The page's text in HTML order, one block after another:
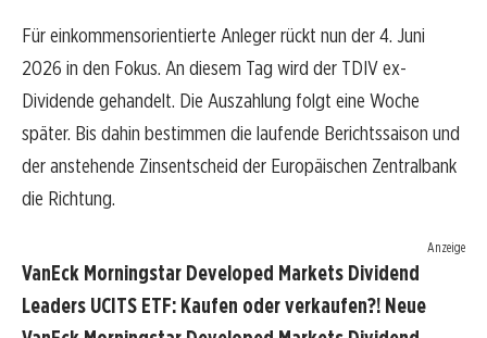
Für einkommensorientierte Anleger rückt nun der 4. Juni
2026 in den Fokus. An diesem Tag wird der TDIV ex-
Dividende gehandelt. Die Auszahlung folgt eine Woche
später. Bis dahin bestimmen die laufende Berichtssaison und
der anstehende Zinsentscheid der Europäischen Zentralbank
die Richtung.
Anzeige
VanEck Morningstar Developed Markets Dividend
Leaders UCITS ETF: Kaufen oder verkaufen?! Neue